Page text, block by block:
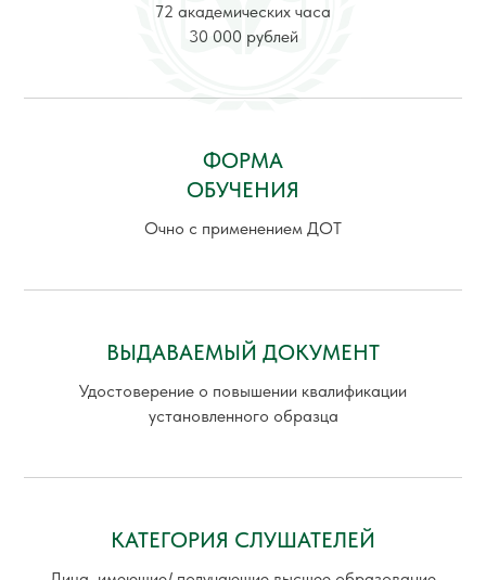
72 академических часа
30 000 рублей
ФОРМА
ОБУЧЕНИЯ
Очно с применением ДОТ
ВЫДАВАЕМЫЙ ДОКУМЕНТ
Удостоверение о повышении квалификации
установленного образца
КАТЕГОРИЯ СЛУШАТЕЛЕЙ